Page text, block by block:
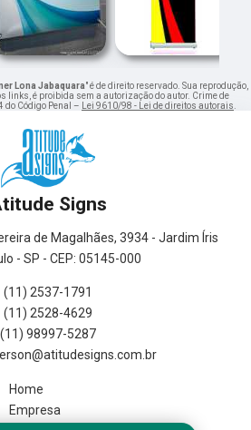
Lona Jabaquara" é de direito reservado. Sua reprodução,
links, é proibida sem a autorização do autor. Crime de
do Código Penal –
Lei 9610/98 - Lei de direitos autorais
Signs
de Magalhães, 3934 - Jardim Íris
- SP - CEP: 05145-000
(11) 2537-1791
(11) 2528-4629
(11) 98997-5287
Home
Empresa